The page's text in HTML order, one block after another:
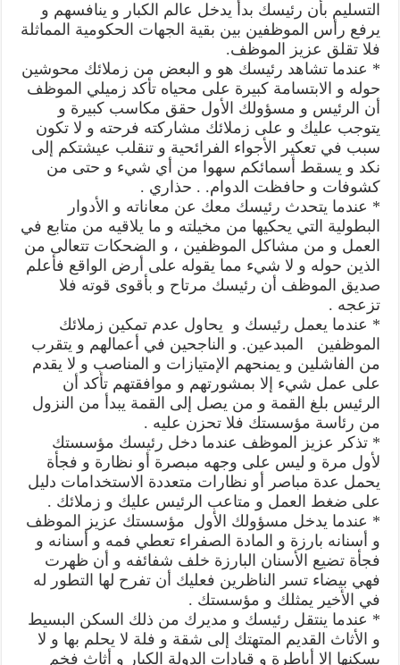
التسليم بأن رئيسك بدأ يدخل عالم الكبار و ينافسهم و
يرفع رأس الموظفين بين بقية الجهات الحكومية المماثلة
فلا تقلق عزيز الموظف.
* عندما تشاهد رئيسك هو و البعض من زملائك محوشين
حوله و الابتسامة كبيرة على محياه تأكد زميلي الموظف
أن الرئيس و مسؤولك الأول حقق مكاسب كبيرة و
يتوجب عليك و على زملائك مشاركته فرحته و لا تكون
سبب في تعكير الأجواء الفرائحية و تنقلب عيشتكم إلى
نكد و يسقط أسمائكم سهوا من أي شيء و حتى من
كشوفات و حافظت الدوام. . حذاري .
* عندما يتحدث رئيسك معك عن معاناته و الأدوار
البطولية التي يحكيها من مخيلته و ما يلاقيه من متابع في
العمل و من مشاكل الموظفين ، و الضحكات تتعالى من
الذين حوله و لا شيء مما يقوله على أرض الواقع فأعلم
صديق الموظف أن رئيسك مرتاح و بأقوى قوته فلا
تزعجه .
* عندما يعمل رئيسك و يحاول عدم تمكين زملائك
الموظفين المبدعين. و الناجحين في أعمالهم و يتقرب
من الفاشلين و يمنحهم الإمتيازات و المناصب و لا يقدم
على عمل شيء إلا بمشورتهم و موافقتهم تأكد أن
الرئيس بلغ القمة و من يصل إلى القمة يبدأ من النزول
من رئاسة مؤسستك فلا تحزن عليه .
* تذكر عزيز الموظف عندما دخل رئيسك مؤسستك
لأول مرة و ليس على وجهه مبصرة أو نظارة و فجأة
يحمل عدة مباصر أو نظارات متعددة الاستخدامات دليل
على ضغط العمل و متاعب الرئيس عليك و زملائك .
* عندما يدخل مسؤولك الأول مؤسستك عزيز الموظف
و أسنانه بارزة و المادة الصفراء تعطي فمه و أسنانه و
فجأة تضيع الأسنان البارزة خلف شفائفه و أن ظهرت
فهي بيضاء تسر الناظرين فعليك أن تفرح لها التطور له
في الأخير يمثلك و مؤسستك .
* عندما ينتقل رئيسك و مديرك من ذلك السكن البسيط
و الأثاث القديم المتهتك إلى شقة و فلة لا يحلم بها و لا
يسكنها إلا أباطرة و قيادات الدولة الكبار و أثاث فخم